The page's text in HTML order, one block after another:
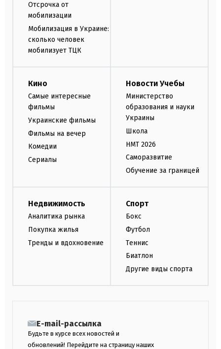
Отсрочка от
мобилизации
Мобилизация в Украине:
сколько человек
мобилизует ТЦК
Кино
Самые интересные
фильмы
Украинские фильмы
Фильмы на вечер
Комедии
Сериалы
Новости Учебы
Министерство
образования и науки
Украины
Школа
НМТ 2026
Саморазвитие
Обучение за границей
Недвижимость
Аналитика рынка
Покупка жилья
Тренды и вдохновение
Спорт
Бокс
Футбол
Теннис
Биатлон
Другие виды спорта
E-mail-рассылка
Будьте в курсе всех новостей и
обновлений! Перейдите на страницу наших